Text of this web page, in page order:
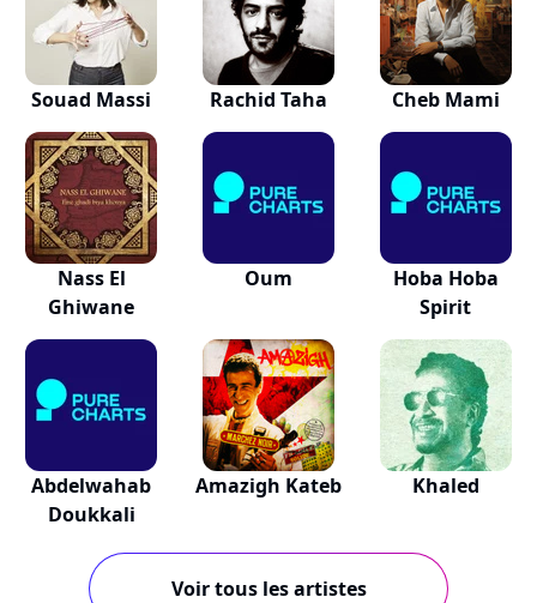
Souad Massi Rachid Taha Cheb Mami
Nass El
Ghiwane
Oum
Hoba Hoba
Spirit
Abdelwahab
Doukkali
Amazigh Kateb Khaled
Voir tous les artistes